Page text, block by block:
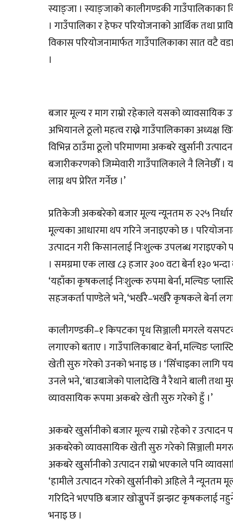
स्याङ्जा । स्याङ्जाको कालीगण्डकी
। गाउँपालिका र हेफर परियोजनाको आर्थिक तथा
विकास परियोजनामार्फत गाउँपालिकाका सात वटै
।
बजार मूल्य र माग राम्रो रहेकाले यसको
अभियानले ठूलो महत्व राख्ने गाउँपालिकाका अध्यक्ष
विभिन्न ठाउँमा ठूलो परिमाणमा अकबरे खुर्सानी
बजारीकरणको जिम्मेवारी गाउँपालिकाले नै लिनेछौँ
लाग्न थप प्रेरित गर्नेछ ।’
प्रतिकेजी अकबरेको बजार मूल्य न्यूनतम रु २२५
मूल्यका आधारमा थप गरिने जनाइएको छ ।
उत्पादन गरी किसानलाई निःशुल्क उपलब्ध गराइएको
। समग्रमा एक लाख ८३ हजार ३०० वटा बेर्ना १३०
‘यहाँका कृषकलाई निःशुल्क रुपमा बेर्ना, मल्चिङ
सहजकर्ता पाण्डेले भने, ‘भर्खरै–भर्खरै कृषकले बेर्ना
कालीगण्डकी–१ किपटका पृथ सिञ्जाली मगरले
लगाएको बताए । गाउँपालिकाबाट बेर्ना, मल्चिङ
खेती सुरु गरेको उनको भनाइ छ । ‘सिँचाइका लागि
उनले भने, ‘बाउबाजेको पालादेखि नै रैथाने बाली
व्यावसायिक रूपमा अकबरे खेती सुरु गरेको हुँ ।’
अकबरे खुर्सानीको बजार मूल्य राम्रो रहेको र
अकबरेको व्यावसायिक खेती सुरु गरेको सिञ्जाली
अकबरे खुर्सानीको उत्पादन राम्रो भएकाले पनि
‘हामीले उत्पादन गरेको खुर्सानीको अहिले नै
गरिदिने भएपछि बजार खोज्नुपर्ने झन्झट कृषकलाई नहुने
भनाइ छ ।